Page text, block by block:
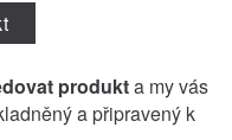
produkta my vás
a připravený k